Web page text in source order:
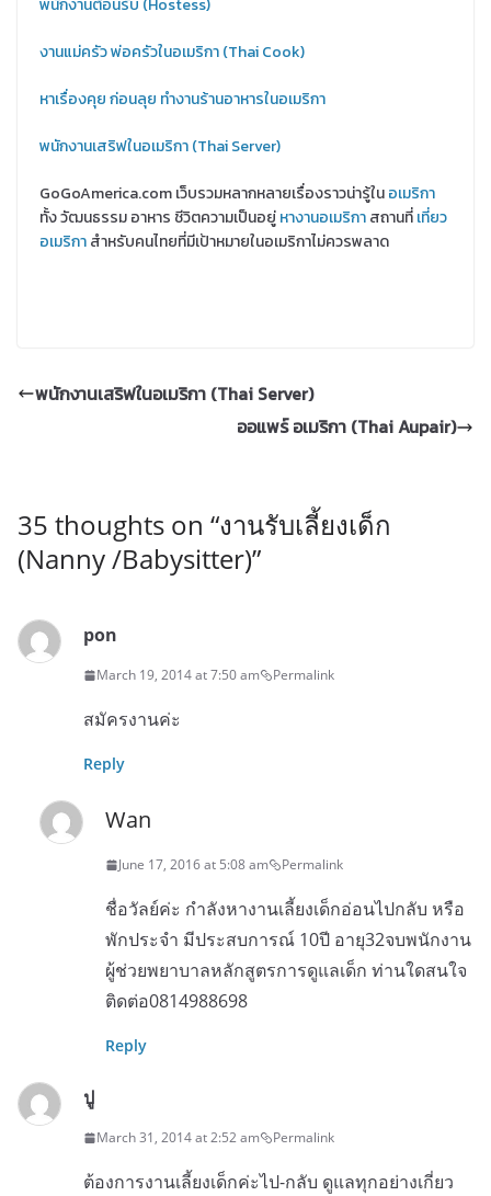
งานแม่ครัว พ่อครัวในอเมริกา (Thai Cook)
หาเรื่องคุย ก่อนลุย ทำงานร้านอาหารในอเมริกา
พนักงานเสริฟในอเมริกา (Thai Server)
GoGoAmerica.com เว็บรวมหลากหลายเรื่องราวน่ารู้ในอเมริกา
ทั้ง วัฒนธรรม อาหาร ชีวิตความเป็นอยู่หางานอเมริกาสถานที่เที่ยว
อเมริกาสำหรับคนไทยที่มีเป้าหมายในอเมริกาไม่ควรพลาด
พนักงานเสริฟในอเมริกา (Thai Server)
ออแพร์ อเมริกา (Thai Aupair)
35 thoughts on “งานรับเลี้ยงเด็ก
(Nanny /Babysitter)”
pon
March 19, 2014 at 7:50 am Permalink
สมัครงานค่ะ
Reply
Wan
June 17, 2016 at 5:08 am Permalink
ชื่อวัลย์ค่ะ กำลังหางานเลี้ยงเด็กอ่อนไปกลับ หรือ
พักประจำ มีประสบการณ์ 10ปี อายุ32จบพนักงาน
ผู้ช่วยพยาบาลหลักสูตรการดูแลเด็ก ท่านใดสนใจ
ติดต่อ0814988698
Reply
ปู
March 31, 2014 at 2:52 am Permalink
ต้องการงานเลี้ยงเด็กค่ะไป-กลับ ดูแลทุกอย่างเกี่ยว